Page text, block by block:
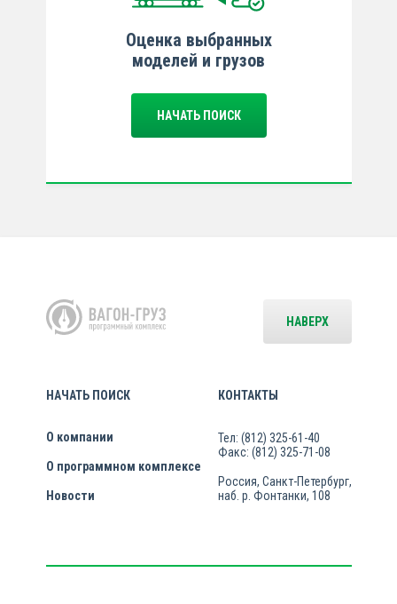
Оценка выбранных
моделей и грузов
НАЧАТЬ ПОИСК
НАЧАТЬ ПОИСК
О компании
О программном комплексе
Новости
КОНТАКТЫ
Тел: (812) 325-61-40
Факс: (812) 325-71-08
Россия, Санкт-Петербург,
наб. р. Фонтанки, 108
НАВЕРХ